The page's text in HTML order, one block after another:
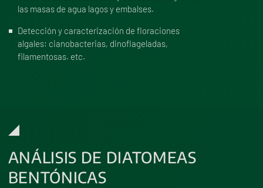
las masas de agua lagos y embalses.
Detección y caracterización de floraciones
algales: cianobacterias, dinoflageladas,
filamentosas. etc.
ANÁLISIS DE DIATOMEAS
BENTÓNICAS